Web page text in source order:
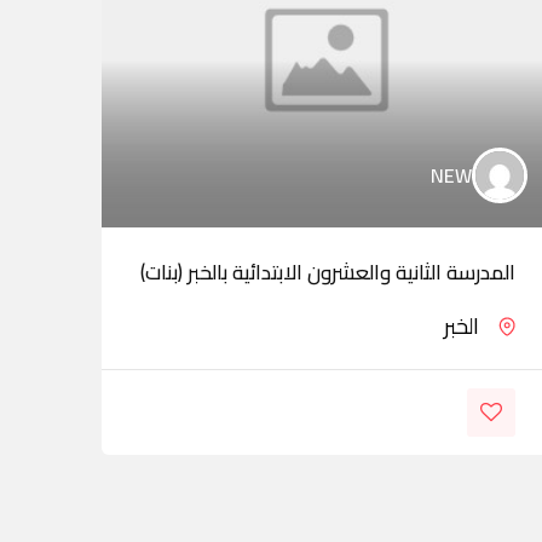
NEW
المدرسة الثانية والعشرون الابتدائية بالخبر (بنات)
الخبر